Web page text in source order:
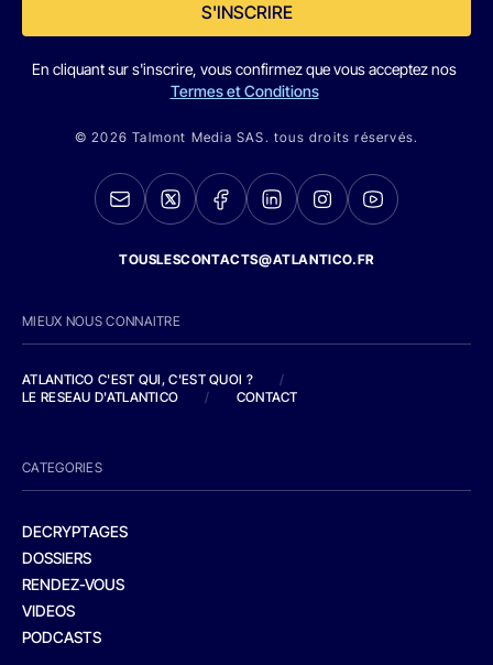
S'INSCRIRE
En cliquant sur s'inscrire, vous confirmez que vous acceptez nos
Termes et Conditions
© 2026 Talmont Media SAS. tous droits réservés.
TOUSLESCONTACTS@ATLANTICO.FR
MIEUX NOUS CONNAITRE
ATLANTICO C'EST QUI, C'EST QUOI ?
/
LE RESEAU D'ATLANTICO
/ CONTACT
CATEGORIES
DECRYPTAGES
DOSSIERS
RENDEZ-VOUS
VIDEOS
PODCASTS